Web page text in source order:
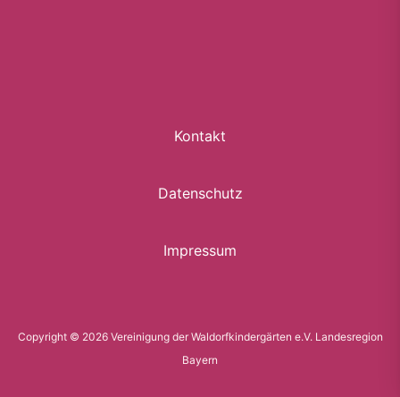
Kontakt
Datenschutz
Impressum
Copyright © 2026 Vereinigung der Waldorfkindergärten e.V. Landesregion
Bayern